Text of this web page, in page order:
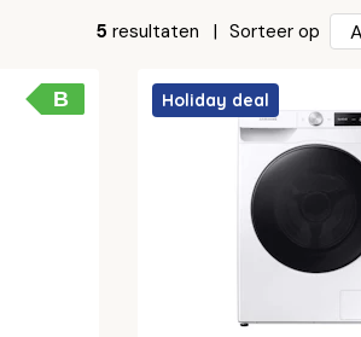
5 resultaten Sorteer op
B Holiday deal